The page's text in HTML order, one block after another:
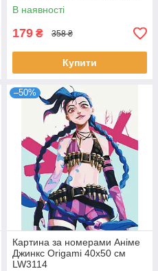
В наявності
179 ₴ 358 ₴
Купити
–50%
Картина за номерами Аніме
Джинкс Origami 40x50 см
LW3114